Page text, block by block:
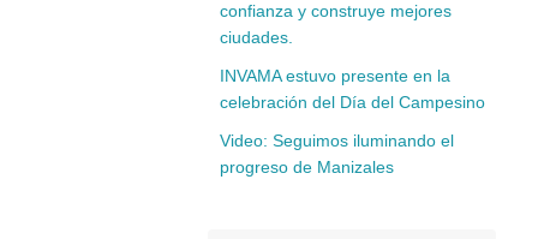
confianza y construye mejores
ciudades.
INVAMA estuvo presente en la
celebración del Día del Campesino
Video: Seguimos iluminando el
progreso de Manizales